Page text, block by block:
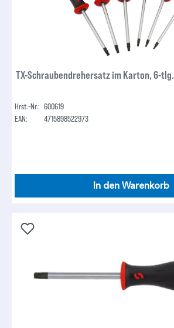
TX-Schraubendrehersatz im Karton, 6-tlg.
Hrst.-Nr.: 600619
EAN:
4715898522973
In den Warenkorb